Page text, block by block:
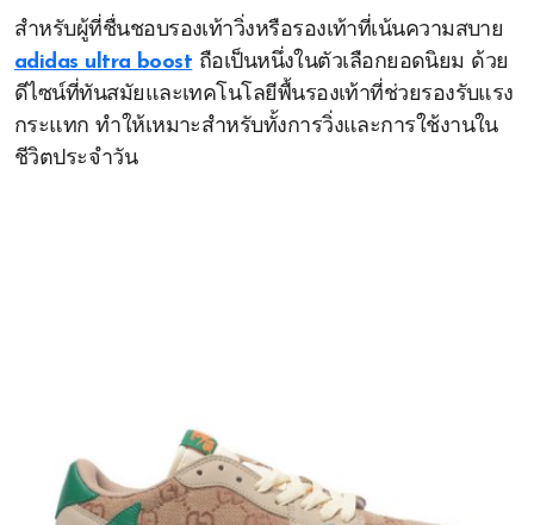
สำหรับผู้ที่ชื่นชอบรองเท้าวิ่งหรือรองเท้าที่เน้นความสบาย
adidas ultra boost ถือเป็นหนึ่งในตัวเลือกยอดนิยม ด้วย
ดีไซน์ที่ทันสมัยและเทคโนโลยีพื้นรองเท้าที่ช่วยรองรับแรง
กระแทก ทำให้เหมาะสำหรับทั้งการวิ่งและการใช้งานใน
ชีวิตประจำวัน